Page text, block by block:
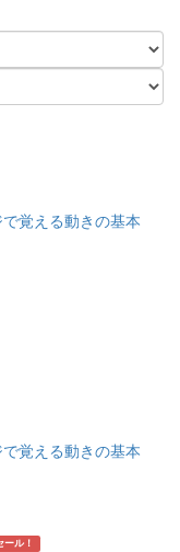
覚える動きの基本
覚える動きの基本
ール！